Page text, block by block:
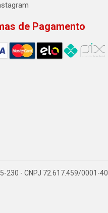
de Pagamento
230 - CNPJ 72.617.459/0001-40